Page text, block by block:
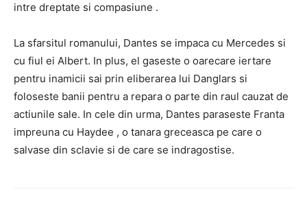
intre dreptate si compasiune .
La sfarsitul romanului, Dantes se impaca cu Mercedes si
cu fiul ei Albert. In plus, el gaseste o oarecare iertare
pentru inamicii sai prin eliberarea lui Danglars si
foloseste banii pentru a repara o parte din raul cauzat de
actiunile sale. In cele din urma, Dantes paraseste Franta
impreuna cu Haydee , o tanara greceasca pe care o
salvase din sclavie si de care se indragostise.